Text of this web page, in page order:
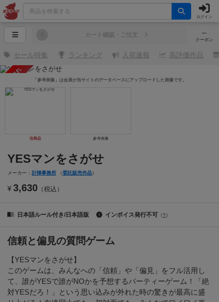
ログイン
─
クーポン
カート確認・ご注文
セール特集 ランキング 入荷速報 高評価作品
売り切れ
当商品 参考画像
「参考画像」は会員が当サイトのデータベースにアップロードした画像です。
YESマンをさがせ
メーカー： 計陣事務所 （委託販売作品）
¥ 3,630 （税込）
日本語ルール付き/日本語版 インボイス発行不可 （? ）
信頼と偏見の質問ゲーム
【YESマンをさがせ】
このゲームは、みんなへの「信頼」や「偏見」をフル活用し
て、誰がYESで誰がNOかを予想するパーティーゲーム！「絶
対YESだろ！」という思い込みが外れた時の驚きが最高に盛